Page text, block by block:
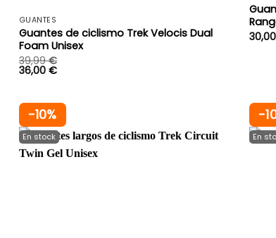
GUANTES
Guantes de ciclismo Trek Velocis Dual
Foam Unisex
39,99€
36,00 €
-10% -